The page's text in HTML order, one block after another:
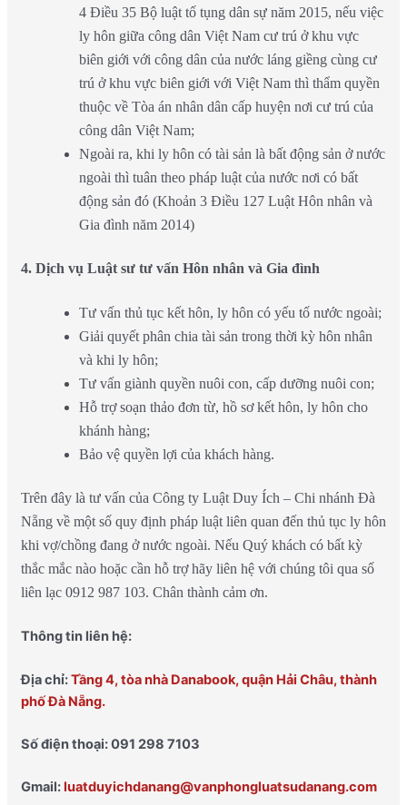
4 Điều 35 Bộ luật tố tụng dân sự năm 2015, nếu việc
ly hôn giữa công dân Việt Nam cư trú ở khu vực
biên giới với công dân của nước láng giềng cùng cư
trú ở khu vực biên giới với Việt Nam thì thẩm quyền
thuộc về Tòa án nhân dân cấp huyện nơi cư trú của
công dân Việt Nam;
Ngoài ra, khi ly hôn có tài sản là bất động sản ở nước
ngoài thì tuân theo pháp luật của nước nơi có bất
động sản đó (Khoản 3 Điều 127 Luật Hôn nhân và
Gia đình năm 2014)
4. Dịch vụ Luật sư tư vấn Hôn nhân và Gia đình
Tư vấn thủ tục kết hôn, ly hôn có yếu tố nước ngoài;
Giải quyết phân chia tài sản trong thời kỳ hôn nhân
và khi ly hôn;
Tư vấn giành quyền nuôi con, cấp dưỡng nuôi con;
Hỗ trợ soạn thảo đơn từ, hồ sơ kết hôn, ly hôn cho
khánh hàng;
Bảo vệ quyền lợi của khách hàng.
Trên đây là tư vấn của Công ty Luật Duy Ích – Chi nhánh Đà
Nẵng về một số quy định pháp luật liên quan đến thủ tục ly hôn
khi vợ/chồng đang ở nước ngoài. Nếu Quý khách có bất kỳ
thắc mắc nào hoặc cần hỗ trợ hãy liên hệ với chúng tôi qua số
liên lạc 0912 987 103. Chân thành cảm ơn.
Thông tin liên hệ:
Địa chỉ:Tầng 4, tòa nhà Danabook, quận Hải Châu, thành
phố Đà Nẵng.
Số điện thoại: 091 298 7103
Gmail:luatduyichdanang@vanphongluatsudanang.com